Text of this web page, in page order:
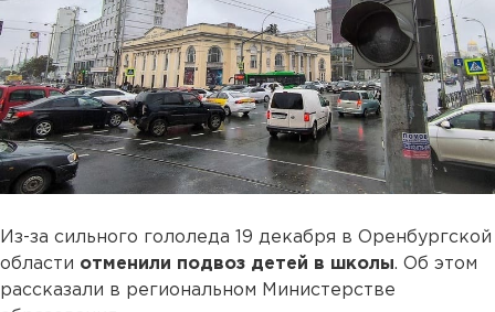
Из-за сильного гололеда 19 декабря в Оренбургской
области отменили подвоз детей в школы. Об этом
рассказали в региональном Министерстве